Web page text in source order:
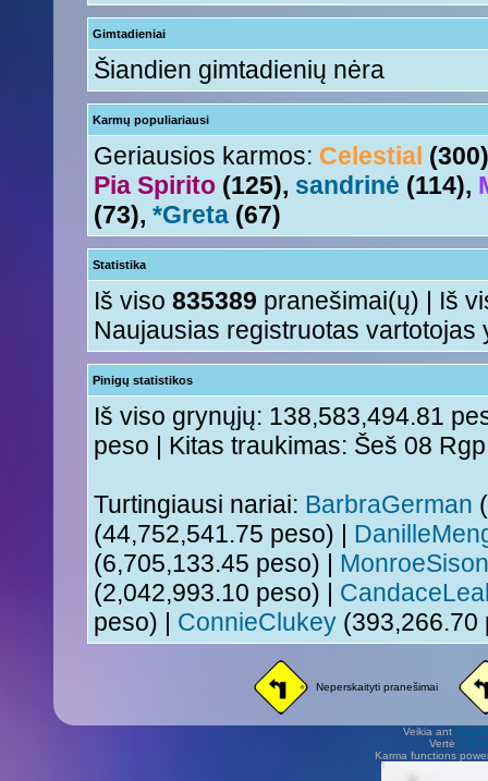
Gimtadieniai
Šiandien gimtadienių nėra
Karmų populiariausi
Geriausios karmos: Celestial
Pia Spirito (125), sandrinė (114),
(73), *Greta (67)
Statistika
Iš viso 835389 pranešimai(ų) | Iš
Naujausias registruotas vartotojas
Pinigų statistikos
Iš viso grynųjų: 138,583,494.81
peso | Kitas traukimas: Šeš 08
Turtingiausi nariai: BarbraGerman
(44,752,541.75 peso) |
(6,705,133.45 peso) | MonroeSison
(2,042,993.10 peso) |
peso) | ConnieClukey
Neperskaityti pranešimai
Veikia ant
Vertė Vilius
Karma functions